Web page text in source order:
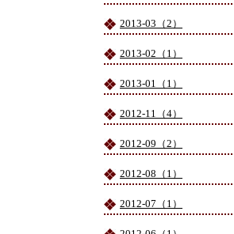
2013-03（2）
2013-02（1）
2013-01（1）
2012-11（4）
2012-09（2）
2012-08（1）
2012-07（1）